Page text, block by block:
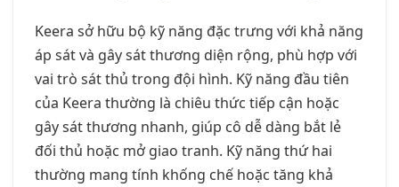
Keera sở hữu bộ kỹ năng đặc trưng với khả năng
áp sát và gây sát thương diện rộng, phù hợp với
vai trò sát thủ trong đội hình. Kỹ năng đầu tiên
của Keera thường là chiêu thức tiếp cận hoặc
gây sát thương nhanh, giúp cô dễ dàng bắt lẻ
đối thủ hoặc mở giao tranh. Kỹ năng thứ hai
thường mang tính khống chế hoặc tăng khả